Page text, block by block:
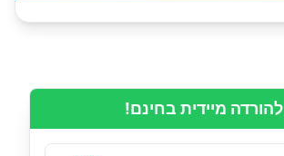
להורדה מיידית בחינם!